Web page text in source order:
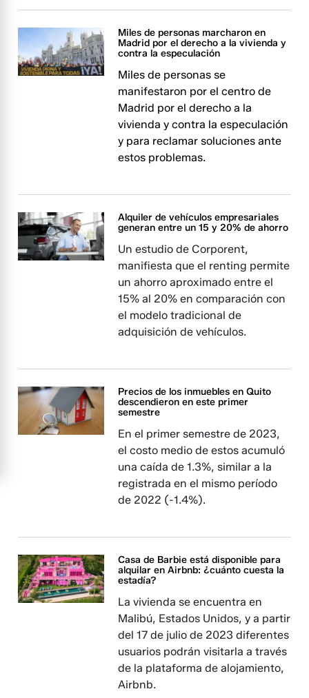
Miles de personas marcharon en
Madrid por el derecho a la vivienda y
contra la especulación
Miles de personas se
manifestaron por el centro de
Madrid por el derecho a la
vivienda y contra la especulación
y para reclamar soluciones ante
estos problemas.
Alquiler de vehículos empresariales
generan entre un 15 y 20% de ahorro
Un estudio de Corporent,
manifiesta que el renting permite
un ahorro aproximado entre el
15% al 20% en comparación con
el modelo tradicional de
adquisición de vehículos.
Precios de los inmuebles en Quito
descendieron en este primer
semestre
En el primer semestre de 2023,
el costo medio de estos acumuló
una caída de 1.3%, similar a la
registrada en el mismo período
de 2022 (-1.4%).
Casa de Barbie está disponible para
alquilar en Airbnb: ¿cuánto cuesta la
estadía?
La vivienda se encuentra en
Malibú, Estados Unidos, y a partir
del 17 de julio de 2023 diferentes
usuarios podrán visitarla a través
de la plataforma de alojamiento,
Airbnb.